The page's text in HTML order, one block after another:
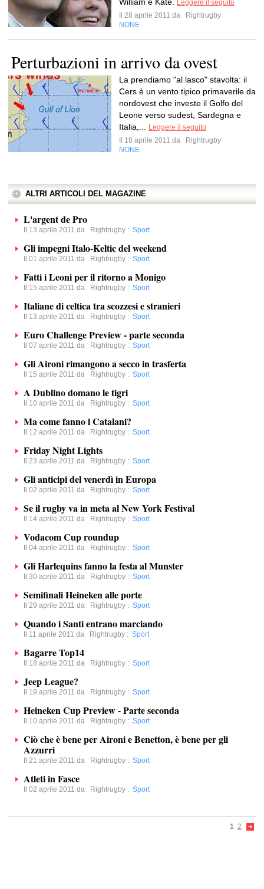
Leggere il seguito
Il 28 aprile 2011 da
Rightrugby
NONE
Perturbazioni in arrivo da ovest
La prendiamo "al lasco" stavolta: il
Cers è un vento tipico primaverile da
nordovest che investe il Golfo del
Leone verso sudest, Sardegna e
Italia,...
Leggere il seguito
Il 18 aprile 2011 da
Rightrugby
NONE
ALTRI ARTICOLI DEL MAGAZINE
L'argent de Pro
Il 13 aprile 2011 da Rightrugby : Sport
Gli impegni Italo-Keltic del weekend
Il 01 aprile 2011 da Rightrugby : Sport
Fatti i Leoni per il ritorno a Monigo
Il 15 aprile 2011 da Rightrugby : Sport
Italiane di celtica tra scozzesi e stranieri
Il 13 aprile 2011 da Rightrugby : Sport
Euro Challenge Preview - parte seconda
Il 07 aprile 2011 da Rightrugby : Sport
Gli Aironi rimangono a secco in trasferta
Il 15 aprile 2011 da Rightrugby : Sport
A Dublino domano le tigri
Il 10 aprile 2011 da Rightrugby : Sport
Ma come fanno i Catalani?
Il 12 aprile 2011 da Rightrugby : Sport
Friday Night Lights
Il 23 aprile 2011 da Rightrugby : Sport
Gli anticipi del venerdì in Europa
Il 02 aprile 2011 da Rightrugby : Sport
Se il rugby va in meta al New York Festival
Il 14 aprile 2011 da Rightrugby : Sport
Vodacom Cup roundup
Il 04 aprile 2011 da Rightrugby : Sport
Gli Harlequins fanno la festa al Munster
Il 30 aprile 2011 da Rightrugby : Sport
Semifinali Heineken alle porte
Il 29 aprile 2011 da Rightrugby : Sport
Quando i Santi entrano marciando
Il 11 aprile 2011 da Rightrugby : Sport
Bagarre Top14
Il 18 aprile 2011 da Rightrugby : Sport
Jeep League?
Il 19 aprile 2011 da Rightrugby : Sport
Heineken Cup Preview - Parte seconda
Il 10 aprile 2011 da Rightrugby : Sport
Ciò che è bene per Aironi e Benetton, è bene per gli
Azzurri
Il 21 aprile 2011 da Rightrugby : Sport
Atleti in Fasce
Il 02 aprile 2011 da Rightrugby : Sport
1 2